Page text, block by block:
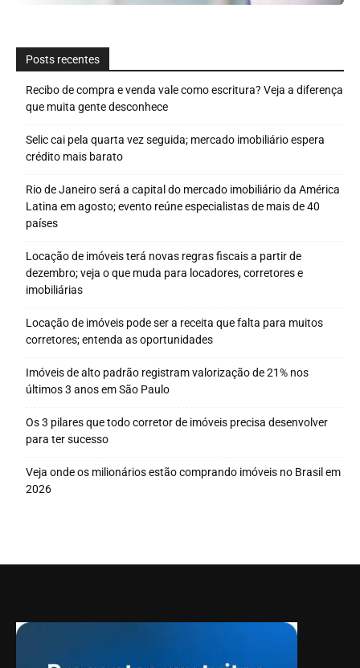
Posts recentes
Recibo de compra e venda vale como escritura? Veja a diferença
que muita gente desconhece
Selic cai pela quarta vez seguida; mercado imobiliário espera
crédito mais barato
Rio de Janeiro será a capital do mercado imobiliário da América
Latina em agosto; evento reúne especialistas de mais de 40
países
Locação de imóveis terá novas regras fiscais a partir de
dezembro; veja o que muda para locadores, corretores e
imobiliárias
Locação de imóveis pode ser a receita que falta para muitos
corretores; entenda as oportunidades
Imóveis de alto padrão registram valorização de 21% nos
últimos 3 anos em São Paulo
Os 3 pilares que todo corretor de imóveis precisa desenvolver
para ter sucesso
Veja onde os milionários estão comprando imóveis no Brasil em
2026